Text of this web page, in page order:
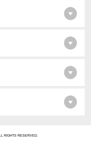
RIGHTS RESERVED.